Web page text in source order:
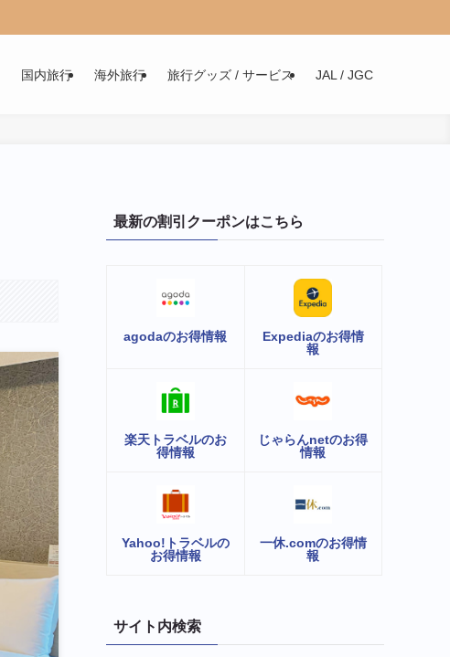
国内旅行 海外旅行 旅行グッズ / サービス JAL / JGC
最新の割引クーポンはこちら
agodaのお得情報
Expediaのお得情
報
楽天トラベルのお
得情報
じゃらんnetのお得
情報
Yahoo!トラベルの
お得情報
一休.comのお得情
報
サイト内検索